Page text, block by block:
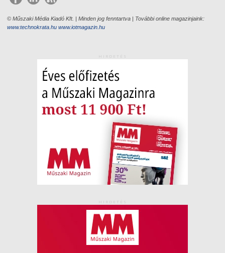
© Műszaki Média Kiadó Kft. | Minden jog fenntartva | További online magazinjaink:
www.technokrata.hu www.iotmagazin.hu
HIRDETÉS
HIRDETÉS